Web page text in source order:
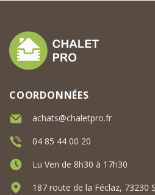
COORDONNÉES
achats@chaletpro.fr
04 85 44 00 20
Lu Ven de 8h30 à 17h30
187 route de la Féclaz, 73230